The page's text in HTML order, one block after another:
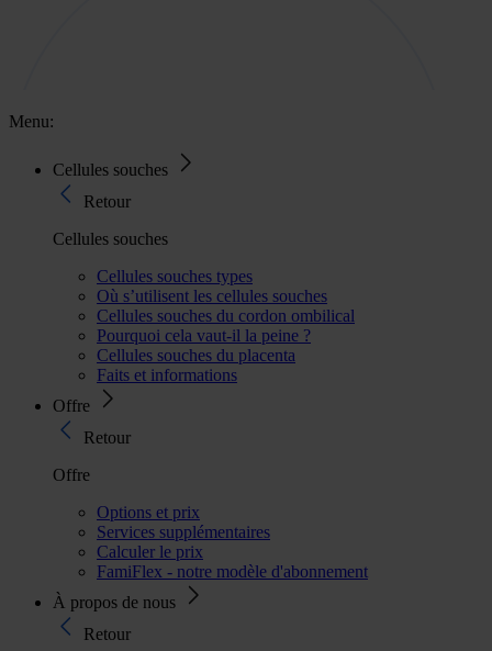
Menu:
Cellules souches
Retour
Cellules souches
Cellules souches types
Où s’utilisent les cellules souches
Cellules souches du cordon ombilical
Pourquoi cela vaut-il la peine ?
Cellules souches du placenta
Faits et informations
Offre
Retour
Offre
Options et prix
Services supplémentaires
Calculer le prix
FamiFlex - notre modèle d'abonnement
À propos de nous
Retour